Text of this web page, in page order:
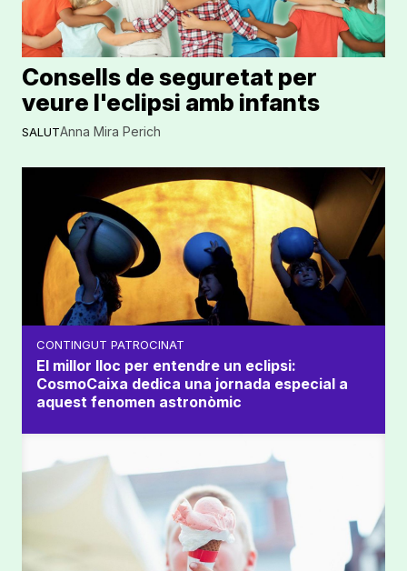
SALUT
Consells de seguretat per
veure l'eclipsi amb infants
Anna Mira Perich
CONTINGUT PATROCINAT
El millor lloc per entendre un eclipsi:
CosmoCaixa dedica una jornada especial a
aquest fenomen astronòmic